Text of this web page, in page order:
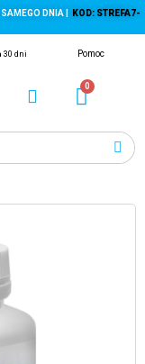
DNIA |
KOD: STREFA7-
30 dni Pomoc